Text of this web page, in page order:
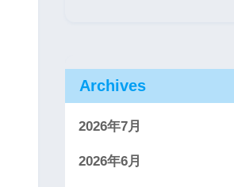
Archives
2026年7月
2026年6月